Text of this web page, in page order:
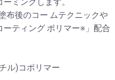
ミングします。
布後のコー ムテクニックや
ティング ポリマー※」配合
ル)コポリマー